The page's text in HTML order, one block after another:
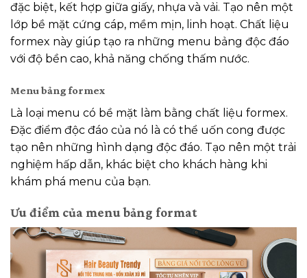
đặc biệt, kết hợp giữa giấy, nhựa và vải. Tạo nên một
lớp bề mặt cứng cáp, mềm mịn, linh hoạt. Chất liệu
formex này giúp tạo ra những menu bảng độc đáo
với độ bền cao, khả năng chống thấm nước.
Menu bảng formex
Là loại menu có bề mặt làm bằng chất liệu formex.
Đặc điểm độc đáo của nó là có thể uốn cong được
tạo nên những hình dạng độc đáo. Tạo nên một trải
nghiệm hấp dẫn, khác biệt cho khách hàng khi
khám phá menu của bạn.
Ưu điểm của menu bảng format